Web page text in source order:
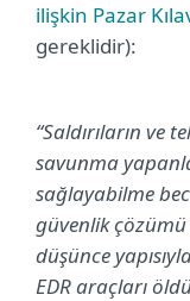
ilişkin Pazar
gereklidir):
“Saldırıların ve
savunma
sağlayabilme
güvenlik çözümü
düşünce
EDR araçları